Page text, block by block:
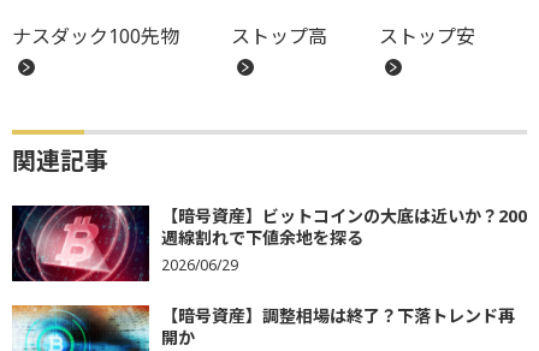
ナスダック100先物 ストップ高 ストップ安
関連記事
【暗号資産】ビットコインの大底は近いか？200
週線割れで下値余地を探る
2026/06/29
【暗号資産】調整相場は終了？下落トレンド再
開か